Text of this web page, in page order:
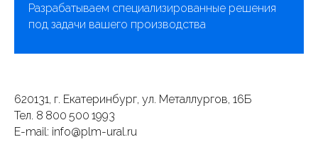
Разрабатываем специализированные решения
под задачи вашего производства
620131, г. Екатеринбург, ул. Металлургов, 16Б
Тел. 8 800 500 1993
E-mail: info@plm-ural.ru